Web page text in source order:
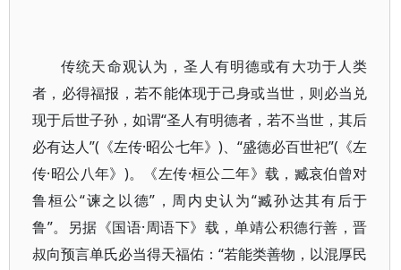
传统天命观认为，圣人有明德或有大功于人类
者，必得福报，若不能体现于己身或当世，则必当兑
现于后世子孙，如谓“圣人有明德者，若不当世，其后
必有达人”(《左传·昭公七年》)、“盛德必百世祀”(《左
传·昭公八年》)。《左传·桓公二年》载，臧哀伯曾对
鲁桓公“谏之以德”，周内史认为“臧孙达其有后于
鲁”。另据《国语·周语下》载，单靖公积德行善，晋
叔向预言单氏必当得天福佑：“若能类善物，以混厚民